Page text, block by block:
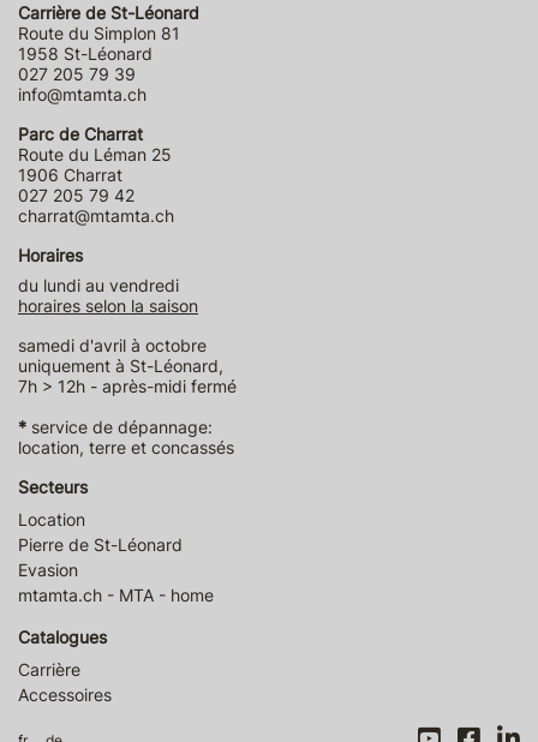
Carrière de St-Léonard
Route du Simplon 81
1958 St-Léonard
027 205 79 39
info@mtamta.ch
Parc de Charrat
Route du Léman 25
1906 Charrat
027 205 79 42
charrat@mtamta.ch
Horaires
du lundi au vendredi
horaires selon la saison
samedi d'avril à octobre
uniquement à St-Léonard,
7h > 12h - après-midi fermé
* service de dépannage:
location, terre et concassés
Secteurs
Location
Pierre de St-Léonard
Evasion
mtamta.ch - MTA - home
Catalogues
Carrière
Accessoires